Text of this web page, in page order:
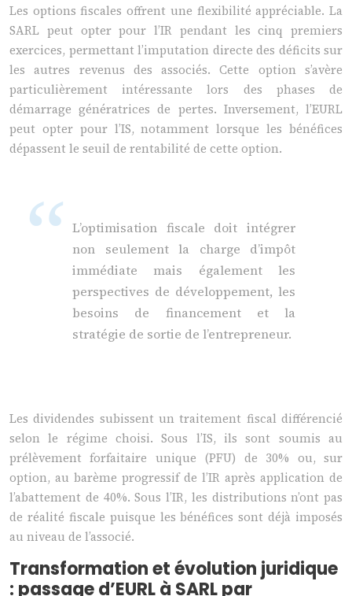
Les options fiscales offrent une flexibilité appréciable. La
SARL peut opter pour l’IR pendant les cinq premiers
exercices, permettant l’imputation directe des déficits sur
les autres revenus des associés. Cette option s’avère
particulièrement intéressante lors des phases de
démarrage génératrices de pertes. Inversement, l’EURL
peut opter pour l’IS, notamment lorsque les bénéfices
dépassent le seuil de rentabilité de cette option.
L’optimisation fiscale doit intégrer
non seulement la charge d’impôt
immédiate mais également les
perspectives de développement, les
besoins de financement et la
stratégie de sortie de l’entrepreneur.
Les dividendes subissent un traitement fiscal différencié
selon le régime choisi. Sous l’IS, ils sont soumis au
prélèvement forfaitaire unique (PFU) de 30% ou, sur
option, au barème progressif de l’IR après application de
l’abattement de 40%. Sous l’IR, les distributions n’ont pas
de réalité fiscale puisque les bénéfices sont déjà imposés
au niveau de l’associé.
Transformation et évolution juridique
: passage d’EURL à SARL par